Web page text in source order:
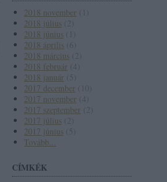
2018 november
2018 július
2018 június
2018 április
2018 március
2018 február
2018 január
2017 december
2017 november
2017 szeptember
2017 július
2017 június
Tovább...
CÍMKÉK